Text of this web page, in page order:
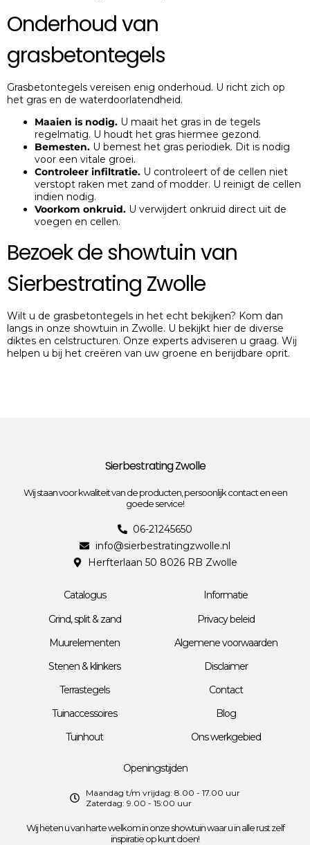
Onderhoud van
grasbetontegels
Grasbetontegels vereisen enig onderhoud. U richt zich op
het gras en de waterdoorlatendheid.
Maaien is nodig. U maait het gras in de tegels
regelmatig. U houdt het gras hiermee gezond.
Bemesten. U bemest het gras periodiek. Dit is nodig
voor een vitale groei.
Controleer infiltratie. U controleert of de cellen niet
verstopt raken met zand of modder. U reinigt de cellen
indien nodig.
Voorkom onkruid. U verwijdert onkruid direct uit de
voegen en cellen.
Bezoek de showtuin van
Sierbestrating Zwolle
Wilt u de grasbetontegels in het echt bekijken? Kom dan
langs in onze showtuin in Zwolle. U bekijkt hier de diverse
diktes en celstructuren. Onze experts adviseren u graag. Wij
helpen u bij het creëren van uw groene en berijdbare oprit.
Sierbestrating Zwolle
Wij staan voor kwaliteit van de producten, persoonlijk contact en een
goede service!
06-21245650
info@sierbestratingzwolle.nl
Herfterlaan 50 8026 RB Zwolle
Catalogus
Grind, split & zand
Muurelementen
Stenen & klinkers
Terrastegels
Tuinaccessoires
Tuinhout
Informatie
Privacy beleid
Algemene voorwaarden
Disclaimer
Contact
Blog
Ons werkgebied
Openingstijden
Maandag t/m vrijdag: 8.00 - 17.00 uur
Zaterdag: 9.00 - 15:00 uur
Wij heten u van harte welkom in onze showtuin waar u in alle rust zelf
inspiratie op kunt doen!